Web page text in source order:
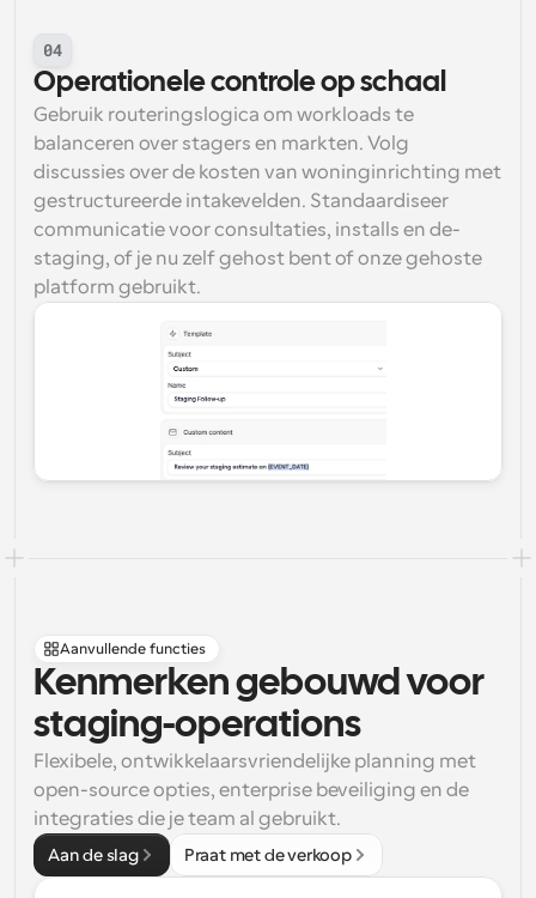
04
Operationele controle op schaal
Gebruik routeringslogica om workloads te
balanceren over stagers en markten. Volg
discussies over de kosten van woninginrichting met
gestructureerde intakevelden. Standaardiseer
communicatie voor consultaties, installs en de-
staging, of je nu zelf gehost bent of onze gehoste
platform gebruikt.
Aanvullende functies
Kenmerken gebouwd voor
staging-operations
Flexibele, ontwikkelaarsvriendelijke planning met
open-source opties, enterprise beveiliging en de
integraties die je team al gebruikt.
Aan de slag Praat met de verkoop